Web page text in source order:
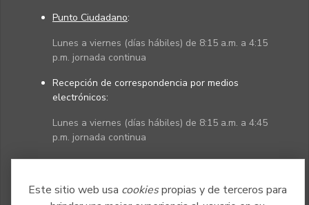
Este sitio web usa cookiespropias y de terceros para
Punto Ciudadano:
Lunes a viernes (días hábiles) de 8:15 a.m. a 4:15
p.m. jornada continua
Recepción de correspondencia por medios
electrónicos:
Lunes a viernes (días hábiles) de 8:15 a.m. a 4:45
p.m. jornada continua